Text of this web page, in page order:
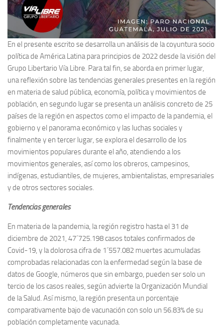
En el presente escrito se desarrolla un análisis de la coyuntura socio
política de América Latina para principios de 2022 desde la visión del
Grupo Libertario Vía Libre. Para tal fin, se aborda en primer lugar,
una reflexión sobre las tendencias generales presentes en la región
en materia de salud pública, economía, política y movimientos de
población, en segundo lugar se presenta un análisis concreto de 25
países de la región en aspectos como el impacto de la pandemia, el
gobierno y el panorama económico y las luchas sociales y
finalmente y en tercer lugar, se explora el desarrollo de los
movimientos populares durante el año, atendiendo a los
movimientos generales, así como los obreros, campesinos,
indígenas, estudiantiles, de mujeres, ambientalistas, empresariales
y de otros sectores sociales.
Tendencias generales
En materia de la pandemia, la región registro hasta el 31 de
diciembre de 2021, 47´725.198 casos totales confirmados de
Covid-19, y la dolorosa cifra de 1´557.082 muertes acumuladas
comprobadas relacionadas con la enfermedad según la base de
datos de Google, números que sin embargo, pueden ser solo un
tercio de los casos reales, según advierte la Organización Mundial
de la Salud. Así mismo, la región presenta un porcentaje
comparativamente bajo de vacunación con solo un 56.83% de su
población completamente vacunada.